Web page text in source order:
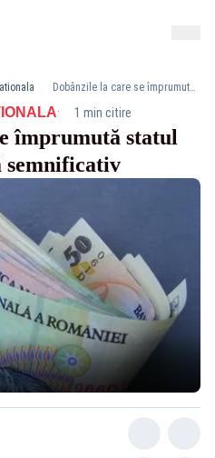
Dobânzile la care se împrumută statul au început să scadă semnificativ
· 1 min citire
împrumută statul
semnificativ